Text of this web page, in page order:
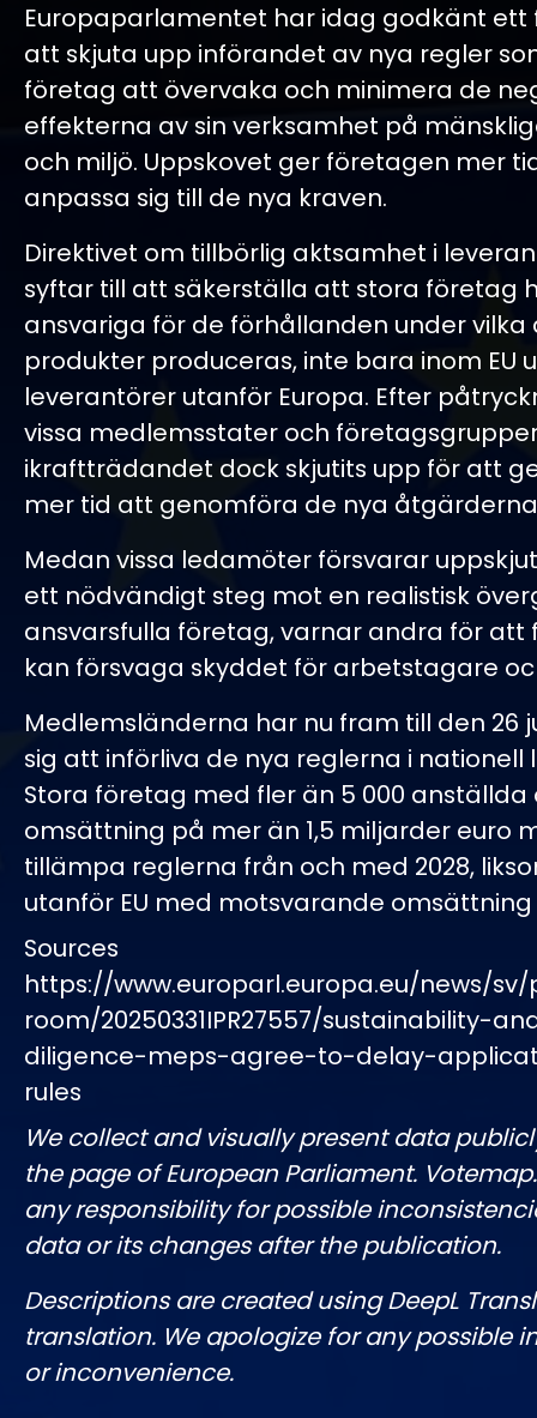
Europaparlamentet har idag godkänt ett
att skjuta upp införandet av nya regler
företag att övervaka och minimera de
effekterna av sin verksamhet på
och miljö. Uppskovet ger företagen mer
anpassa sig till de nya kraven.
Direktivet om tillbörlig aktsamhet i
syftar till att säkerställa att stora företag
ansvariga för de förhållanden under vilka
produkter produceras, inte bara inom EU
leverantörer utanför Europa. Efter
vissa medlemsstater och
ikraftträdandet dock skjutits upp för att
mer tid att genomföra de nya
Medan vissa ledamöter försvarar
ett nödvändigt steg mot en realistisk
ansvarsfulla företag, varnar andra för att
kan försvaga skyddet för arbetstagare
Medlemsländerna har nu fram till den 26
sig att införliva de nya reglerna i nationell
Stora företag med fler än 5 000 anställda
omsättning på mer än 1,5 miljarder euro
tillämpa reglerna från och med 2028,
utanför EU med motsvarande omsättning
Sources
https://www.europarl.europa.eu/news/
room/20250331IPR27557/sustainability-
diligence-meps-agree-to-delay-
rules
We collect and visually present data
the page of European Parliament.
any responsibility for possible
data or its changes after the publication.
Descriptions are created using DeepL
translation. We apologize for any possible
or inconvenience.